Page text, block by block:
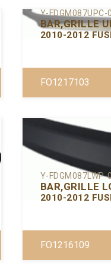
Y-FDGM087UPC-
BAR,GRILLE
2010-2012
FO1217103
Y-FDGM087LWP-
BAR,GRILLE
2010-2012
FO1216109